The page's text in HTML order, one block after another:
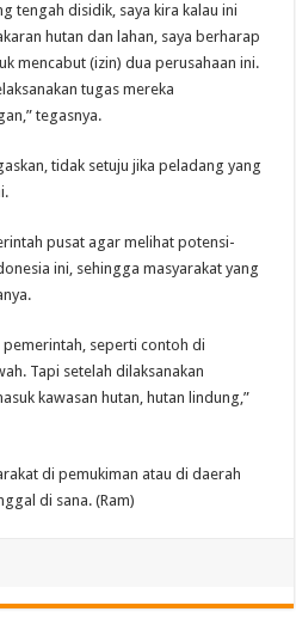
tengah disidik, saya kira kalau ini
hutan dan lahan, saya berharap
mencabut (izin) dua perusahaan ini.
tugas mereka
tegasnya.
tidak setuju jika peladang yang
pusat agar melihat potensi-
ini, sehingga masyarakat yang
seperti contoh di
Tapi setelah dilaksanakan
kawasan hutan, hutan lindung,”
di pemukiman atau di daerah
di sana. (Ram)